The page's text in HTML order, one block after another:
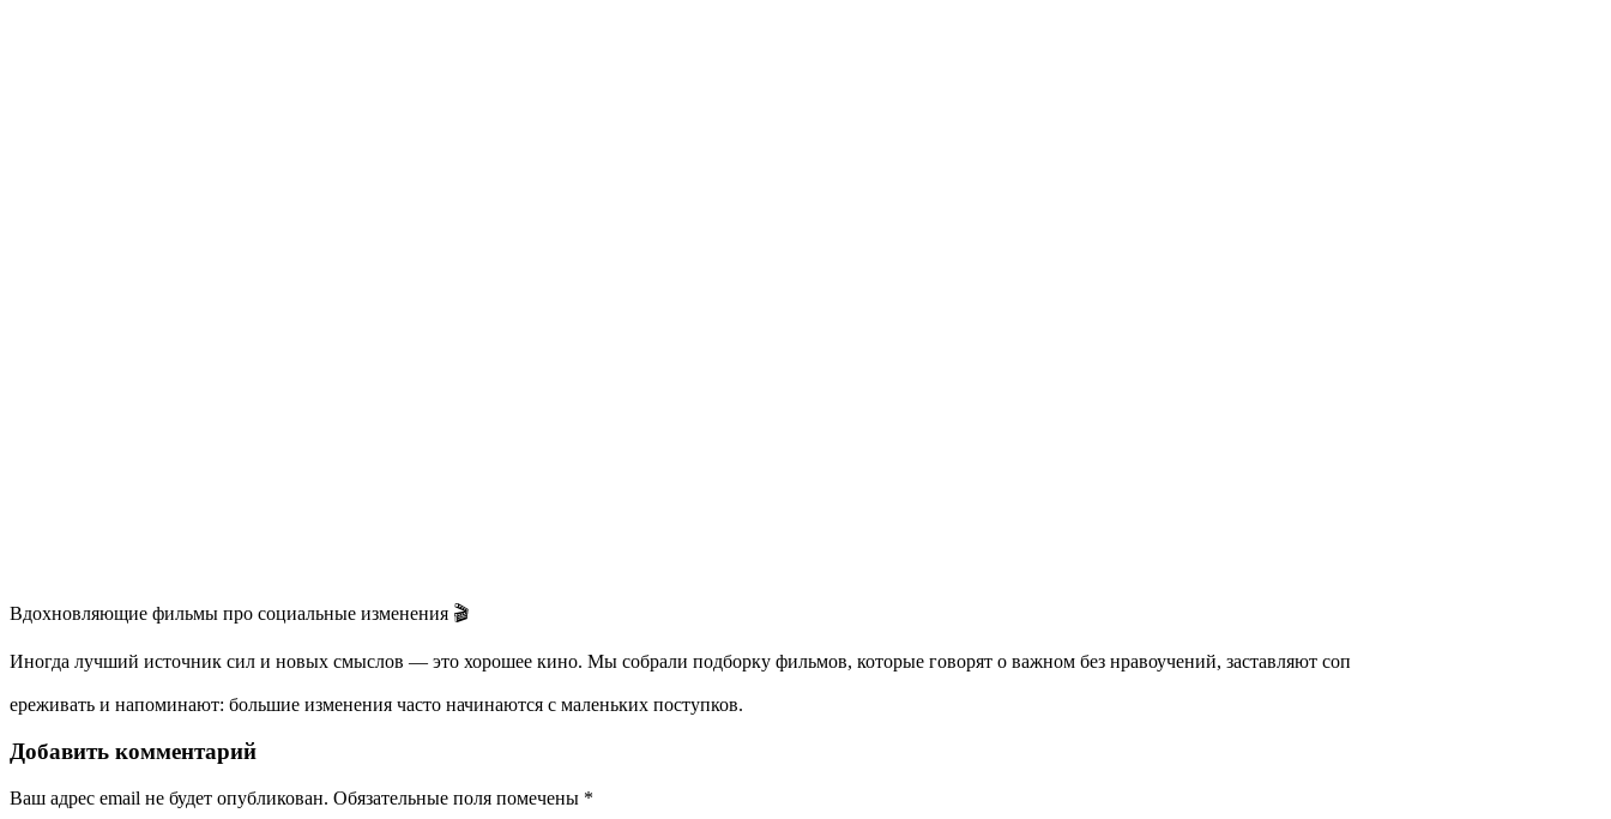
Вдохновляющие фильмы про социальные изменения 🎬
Иногда лучший источник сил и новых смыслов — это хорошее кино. Мы собрали подборку фильмов, которые говорят о важном без нравоучений, заставляют соп
ереживать и напоминают: большие изменения часто начинаются с маленьких поступков.
Добавить комментарий
Ваш адрес email не будет опубликован. Обязательные поля помечены *